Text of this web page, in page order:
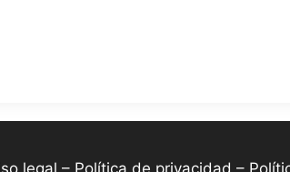
legal – Política de privacidad –